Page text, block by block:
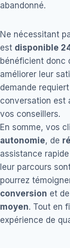
abandonné.
Ne nécessitant
est disponible
bénéficient donc
améliorer leur
demande
conversation est
vos conseillers.
En somme, vos
autonomie, de
assistance
leur parcours
pourrez
conversion et de
moyen. Tout en
expérience de